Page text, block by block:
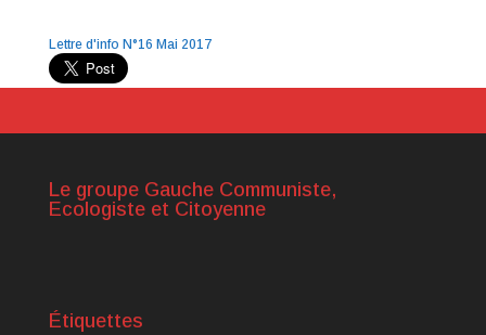
Lettre d'info N°16 Mai 2017
Le groupe Gauche Communiste,
Ecologiste et Citoyenne
Étiquettes